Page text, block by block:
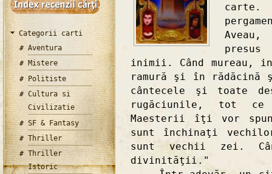
Categorii carti
Aventura
Mistere
Politiste
Cultura si
Civilizatie
SF & Fantasy
Thriller
Thriller
Istoric
inimii. Când mureau,
ramură şi în rădăcină
cântecele şi toate
rugăciunile, tot ce
Maesterii îţi vor
sunt închinaţi
sunt vechii zei.
divinităţii."